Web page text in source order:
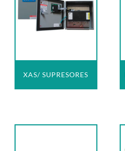
XAS/ SUPRESORES